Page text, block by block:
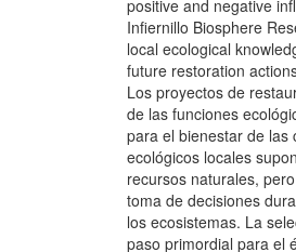
positive and negative
Infiernillo Biosphere
local ecological
future restoration
Los proyectos de
de las funciones
para el bienestar de las
ecológicos locales
recursos naturales,
toma de decisiones
los ecosistemas. La
paso primordial para el